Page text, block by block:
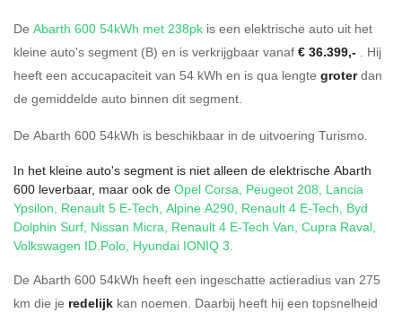
De Abarth 600 54kWh met 238pk is een elektrische auto uit het
kleine auto's segment (B) en is verkrijgbaar vanaf € 36.399,- . Hij
heeft een accucapaciteit van 54 kWh en is qua lengte groterdan
de gemiddelde auto binnen dit segment.
De Abarth 600 54kWh is beschikbaar in de uitvoering Turismo.
In het kleine auto's segment is niet alleen de elektrische Abarth
600 leverbaar, maar ook de Opel Corsa, Peugeot 208, Lancia
Ypsilon, Renault 5 E-Tech, Alpine A290, Renault 4 E-Tech, Byd
Dolphin Surf, Nissan Micra, Renault 4 E-Tech Van, Cupra Raval,
Volkswagen ID.Polo, Hyundai IONIQ 3.
De Abarth 600 54kWh heeft een ingeschatte actieradius van 275
km die je redelijk kan noemen. Daarbij heeft hij een topsnelheid